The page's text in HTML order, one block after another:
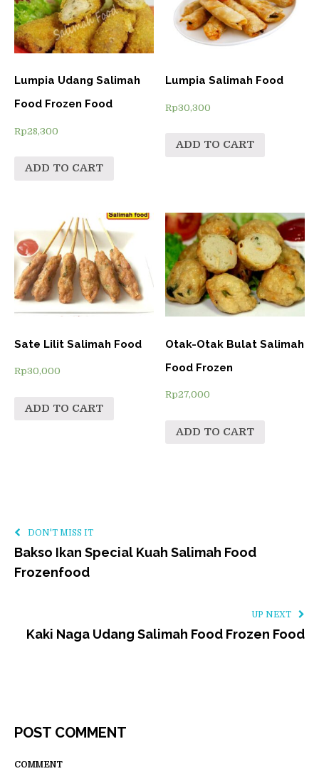
Lumpia Udang Salimah
Food Frozen Food
Rp28,300
ADD TO CART
Lumpia Salimah Food
Rp30,300
ADD TO CART
Sate Lilit Salimah Food
Rp30,000
ADD TO CART
Otak-Otak Bulat Salimah
Food Frozen
Rp27,000
ADD TO CART
DON'T MISS IT
Bakso Ikan Special Kuah Salimah Food
Frozenfood
UP NEXT
Kaki Naga Udang Salimah Food Frozen Food
POST COMMENT
COMMENT